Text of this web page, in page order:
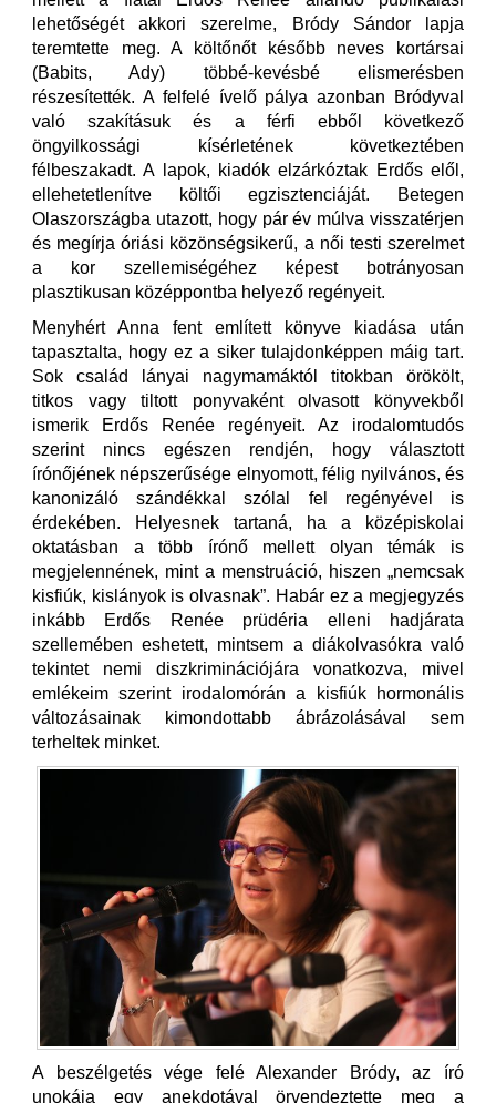
lehetőségét akkori szerelme, Bródy Sándor lapja
teremtette meg. A költőnőt később neves kortársai
(Babits, Ady) többé-kevésbé elismerésben
részesítették. A felfelé ívelő pálya azonban Bródyval
való szakításuk és a férfi ebből következő
öngyilkossági kísérletének következtében
félbeszakadt. A lapok, kiadók elzárkóztak Erdős elől,
ellehetetlenítve költői egzisztenciáját. Betegen
Olaszországba utazott, hogy pár év múlva visszatérjen
és megírja óriási közönségsikerű, a női testi szerelmet
a kor szellemiségéhez képest botrányosan
plasztikusan középpontba helyező regényeit.
Menyhért Anna fent említett könyve kiadása után
tapasztalta, hogy ez a siker tulajdonképpen máig tart.
Sok család lányai nagymamáktól titokban örökölt,
titkos vagy tiltott ponyvaként olvasott könyvekből
ismerik Erdős Renée regényeit. Az irodalomtudós
szerint nincs egészen rendjén, hogy választott
írónőjének népszerűsége elnyomott, félig nyilvános, és
kanonizáló szándékkal szólal fel regényével is
érdekében. Helyesnek tartaná, ha a középiskolai
oktatásban a több írónő mellett olyan témák is
megjelennének, mint a menstruáció, hiszen „nemcsak
kisfiúk, kislányok is olvasnak”. Habár ez a megjegyzés
inkább Erdős Renée prüdéria elleni hadjárata
szellemében eshetett, mintsem a diákolvasókra való
tekintet nemi diszkriminációjára vonatkozva, mivel
emlékeim szerint irodalomórán a kisfiúk hormonális
változásainak kimondottabb ábrázolásával sem
terheltek minket.
A beszélgetés vége felé Alexander Bródy, az író
unokája egy anekdotával örvendeztette meg a